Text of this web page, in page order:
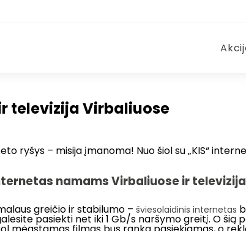
televizija Virbaliuose
ryšys – misija įmanoma! Nuo šiol su „KIS“
namams Virbaliuose ir televizija
greičio ir stabilumo – šviesolaidinis internetas
pasiekti net iki 1 Gb/s naršymo greitį. O šią